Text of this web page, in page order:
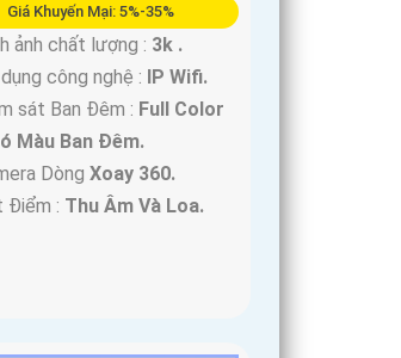
Giá Khuyến Mại: 5%-35%
ảnh chất lượng : 3k .
công nghệ : IP Wifi.
sát Ban Đêm : Full Color
Màu Ban Ðêm.
DòngXoay 360.
: Thu Âm Và Loa.